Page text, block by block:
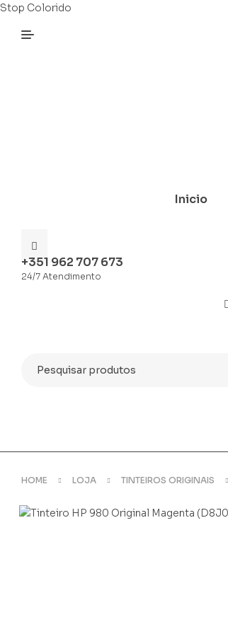
Stop Colorido
Inicio
+351 962 707 673
24/7 Atendimento
for:
HOME LOJA TINTEIROS ORIGINAIS